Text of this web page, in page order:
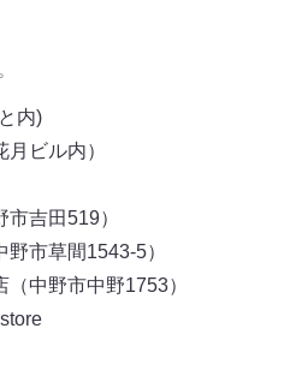
内)
ビル内）
吉田519）
野市草間1543-5）
店（中野市中野1753）